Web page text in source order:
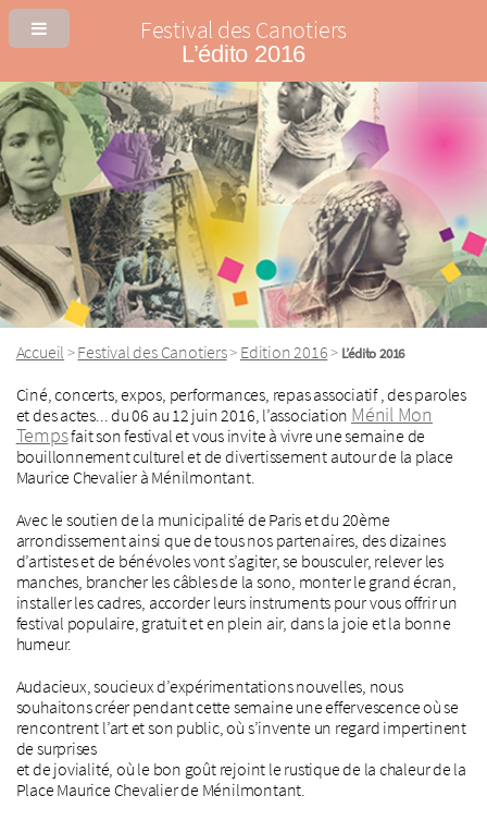
Festival des Canotiers
L’édito 2016
Accueil >Festival des Canotiers> Edition 2016> L’édito 2016
Ciné, concerts, expos, performances, repas associatif , des paroles
et des actes... du 06 au 12 juin 2016, l’association Ménil Mon
Tempsfait son festival et vous invite à vivre une semaine de
bouillonnement culturel et de divertissement autour de la place
Maurice Chevalier à Ménilmontant.
Avec le soutien de la municipalité de Paris et du 20ème
arrondissement ainsi que de tous nos partenaires, des dizaines
d’artistes et de bénévoles vont s’agiter, se bousculer, relever les
manches, brancher les câbles de la sono, monter le grand écran,
installer les cadres, accorder leurs instruments pour vous offrir un
festival populaire, gratuit et en plein air, dans la joie et la bonne
humeur.
Audacieux, soucieux d’expérimentations nouvelles, nous
souhaitons créer pendant cette semaine une effervescence où se
rencontrent l’art et son public, où s’invente un regard impertinent
de surprises
et de jovialité, où le bon goût rejoint le rustique de la chaleur de la
Place Maurice Chevalier de Ménilmontant.